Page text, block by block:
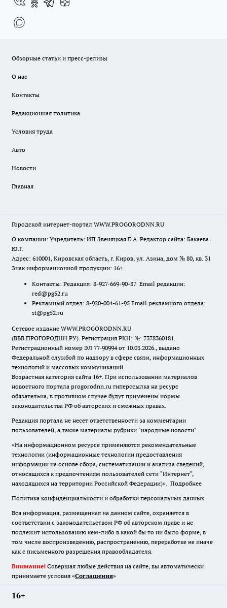
Обзорные статьи и пресс-релизы
О нас
Контакты
Редакционная политика
Условия труда
Авто
Новости
Главная
Городской интернет-портал WWW.PROGORODNN.RU
О компании: Учредитель: ИП Звеняцкая Е.А. Редактор сайта: Бакаева
Ю.Г.
Адрес: 610001, Кировская область, г. Киров, ул. Азина, дом № 80, кв. 31
Знак информационной продукции: 16+
Контакты: Редакция: 8-927-669-90-87 Email редакции:
red@pg52.ru
Рекламный отдел: 8-920-004-61-95 Email рекламного отдела:
st@pg52.ru
Сетевое издание WWW.PROGORODNN.RU
(ВВВ.ПРОГОРОДНН.РУ). Регистрация РКН: №: 7378360181.
Регистрационный номер ЭЛ 77-90994 от 10.03.2026., выдано
Федеральной службой по надзору в сфере связи, информационных
технологий и массовых коммуникаций.
Возрастная категория сайта 16+. При использовании материалов
новостного портала progorodnn.ru гиперссылка на ресурс
обязательна, в противном случае будут применены нормы
законодательства РФ об авторских и смежных правах.
Редакция портала не несет ответственности за комментарии
пользователей, а также материалы рубрики "народные новости".
«На информационном ресурсе применяются рекомендательные
технологии (информационные технологии предоставления
информации на основе сбора, систематизации и анализа сведений,
относящихся к предпочтениям пользователей сети "Интернет",
находящихся на территории Российской Федерации)». Подробнее
Политика конфиденциальности и обработки персональных данных
Вся информация, размещенная на данном сайте, охраняется в
соответствии с законодательством РФ об авторском праве и не
подлежит использованию кем-либо в какой бы то ни было форме, в
том числе воспроизведению, распространению, переработке не иначе
как с письменного разрешения правообладателя.
Внимание! Совершая любые действия на сайте, вы автоматически
принимаете условия «Cоглашения»
16+